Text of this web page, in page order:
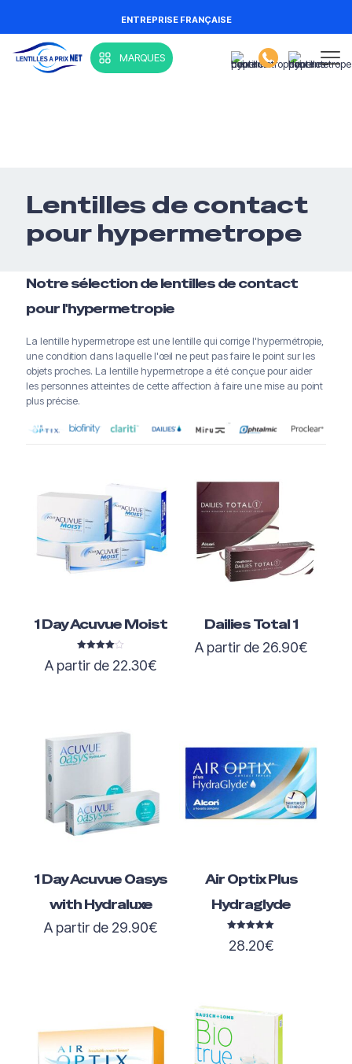
ENTREPRISE FRANÇAISE
MARQUES
Lentilles de contact
pour hypermetrope
Notre sélection de lentilles de contact
pour l'hypermetropie
La lentille hypermetrope est une lentille qui corrige l'hypermétropie,
une condition dans laquelle l'œil ne peut pas faire le point sur les
objets proches. La lentille hypermetrope a été conçue pour aider
les personnes atteintes de cette affection à faire une mise au point
plus précise.
1 Day Acuvue Moist
4.00
A partir de 22.30€
Dailies Total 1
A partir de 26.90€
1 Day Acuvue Oasys
with Hydraluxe
A partir de 29.90€
Air Optix Plus
Hydraglyde
5.00
28.20€